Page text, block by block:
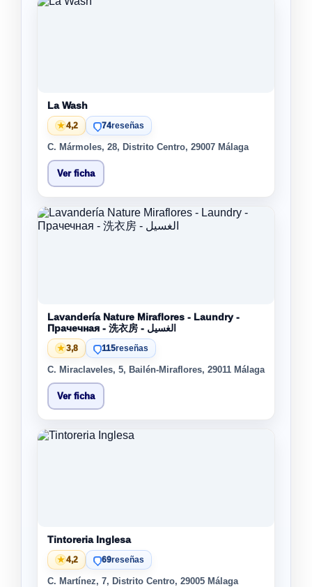
La Wash
★4,2 74reseñas
C. Mármoles, 28, Distrito Centro, 29007 Málaga
Ver ficha
Lavandería Nature Miraflores - Laundry -
Прачечная - 洗衣房 - الغسيل
★3,8 115reseñas
C. Miraclaveles, 5, Bailén-Miraflores, 29011 Málaga
Ver ficha
Tintoreria Inglesa
★4,2 69reseñas
C. Martínez, 7, Distrito Centro, 29005 Málaga